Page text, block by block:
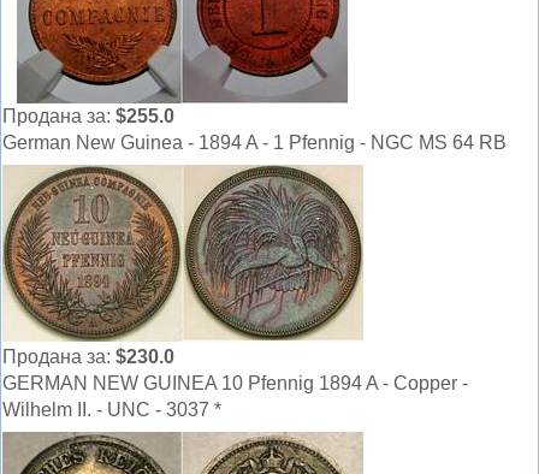
Продана за: $255.0
German New Guinea - 1894 A - 1 Pfennig - NGC MS 64 RB
Продана за: $230.0
GERMAN NEW GUINEA 10 Pfennig 1894 A - Copper -
Wilhelm II. - UNC - 3037 *